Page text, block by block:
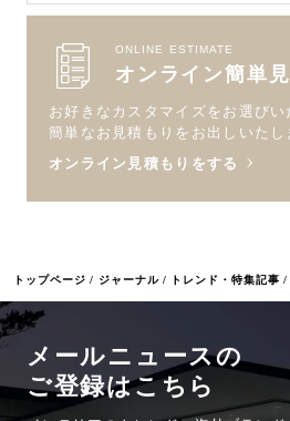
トップページ ジャーナル トレンド・特集記事
ONLINE ESTIMATE
オンライン簡単
お好きなカスタマイズをお選びい
簡単なお見積もりをお出しいたし
オンライン見積もりをする
メールニュースの
ご登録はこちら